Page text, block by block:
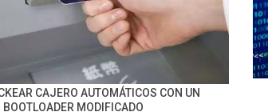
CAJERO AUTOMÁTICOS CON UN
BOOTLOADER MODIFICADO